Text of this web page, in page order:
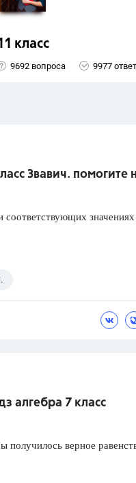
класс
9692 вопроса 9977
Звавич. помогите
алгебра 7 класс
верное